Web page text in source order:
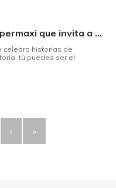
Inspirencers: Un proyecto Supermaxi que invita a ser parte del cambio.
celebra historias de
tú puedes ser el
› »